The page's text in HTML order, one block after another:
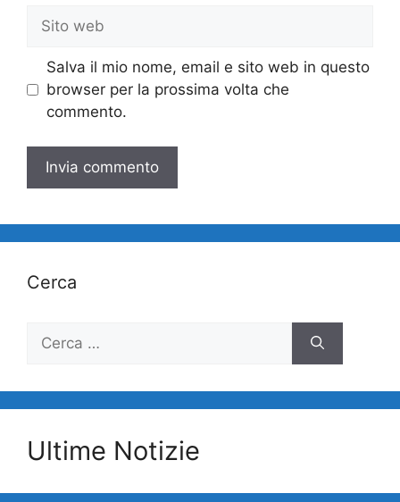
Sito
web
Salva il mio nome, email e sito web in questo
browser per la prossima volta che
commento.
Cerca
per:
Ultime Notizie